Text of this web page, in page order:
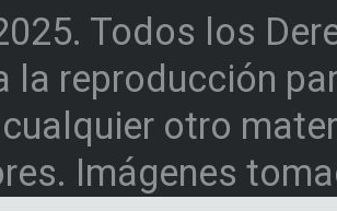
Todos los
la reproducción
otro
Imágenes